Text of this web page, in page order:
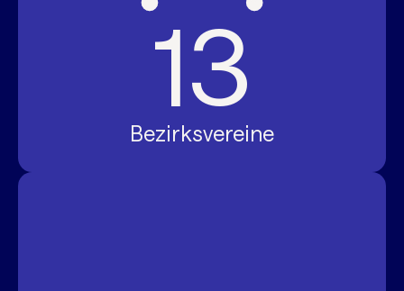
13
Bezirksvereine